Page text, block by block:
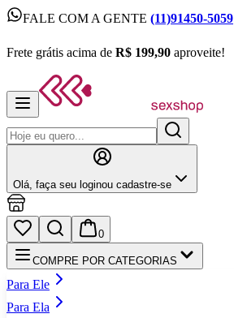
FALE COM A GENTE (11)91450-5059
Frete grátis acima de R$ 199,90 aproveite!
Olá, faça seu loginou cadastre‑se
0
COMPRE POR CATEGORIAS
Para Ele
Para Ela